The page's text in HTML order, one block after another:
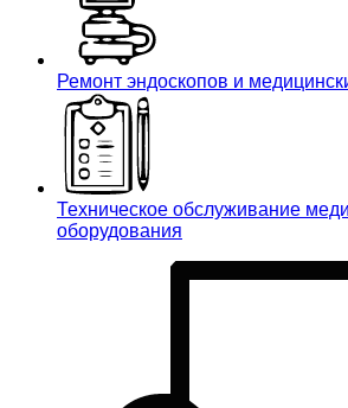
Ремонт эндоскопов и
Техническое обслуживание
оборудования